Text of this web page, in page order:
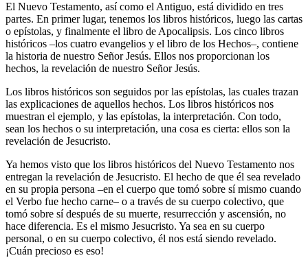
El Nuevo Testamento, así como el Antiguo, está dividido en tres
partes. En primer lugar, tenemos los libros históricos, luego las cartas
o epístolas, y finalmente el libro de Apocalipsis. Los cinco libros
históricos –los cuatro evangelios y el libro de los Hechos–, contiene
la historia de nuestro Señor Jesús. Ellos nos proporcionan los
hechos, la revelación de nuestro Señor Jesús.
Los libros históricos son seguidos por las epístolas, las cuales trazan
las explicaciones de aquellos hechos. Los libros históricos nos
muestran el ejemplo, y las epístolas, la interpretación. Con todo,
sean los hechos o su interpretación, una cosa es cierta: ellos son la
revelación de Jesucristo.
Ya hemos visto que los libros históricos del Nuevo Testamento nos
entregan la revelación de Jesucristo. El hecho de que él sea revelado
en su propia persona –en el cuerpo que tomó sobre sí mismo cuando
el Verbo fue hecho carne– o a través de su cuerpo colectivo, que
tomó sobre sí después de su muerte, resurrección y ascensión, no
hace diferencia. Es el mismo Jesucristo. Ya sea en su cuerpo
personal, o en su cuerpo colectivo, él nos está siendo revelado.
¡Cuán precioso es eso!